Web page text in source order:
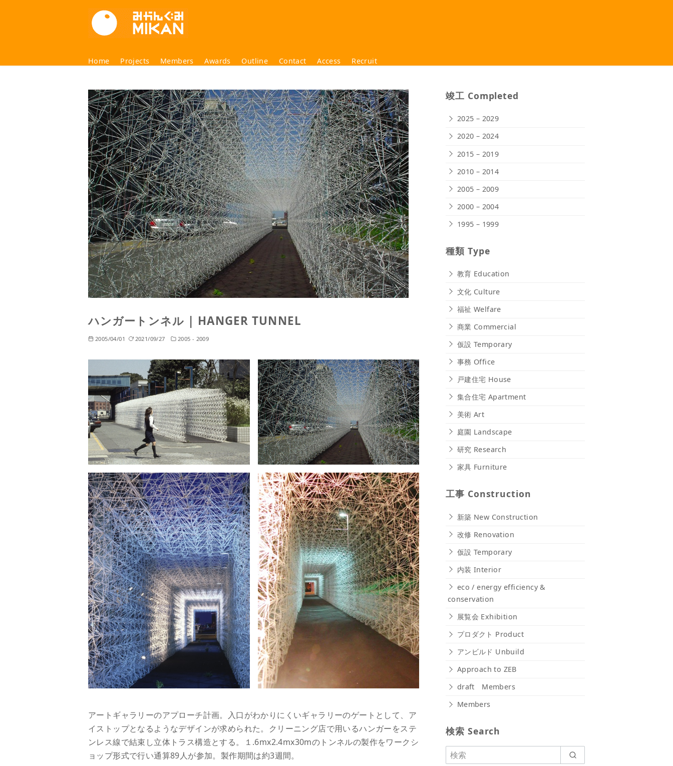
Home Projects Members Awards Outline Contact Access Recruit
ハンガートンネル | HANGER TUNNEL
2005/04/01 2021/09/27 2005 - 2009
アートギャラリーのアプローチ計画。入口がわかりにくいギャラリーのゲートとして、ア
イストップとなるようなデザインが求められた。クリーニング店で用いるハンガーをステ
ンレス線で結束し立体トラス構造とする。１.6mx2.4mx30mのトンネルの製作をワークシ
ョップ形式で行い通算89人が参加。製作期間は約3週間。
竣工 Completed
2025 – 2029
2020 – 2024
2015 – 2019
2010 – 2014
2005 – 2009
2000 – 2004
1995 – 1999
種類 Type
教育 Education
文化 Culture
福祉 Welfare
商業 Commercial
仮設 Temporary
事務 Office
戸建住宅 House
集合住宅 Apartment
美術 Art
庭園 Landscape
研究 Research
家具 Furniture
工事 Construction
新築 New Construction
改修 Renovation
仮設 Temporary
内装 Interior
eco / energy efficiency &
conservation
展覧会 Exhibition
プロダクト Product
アンビルド Unbuild
Approach to ZEB
draft Members
Members
検索 Search